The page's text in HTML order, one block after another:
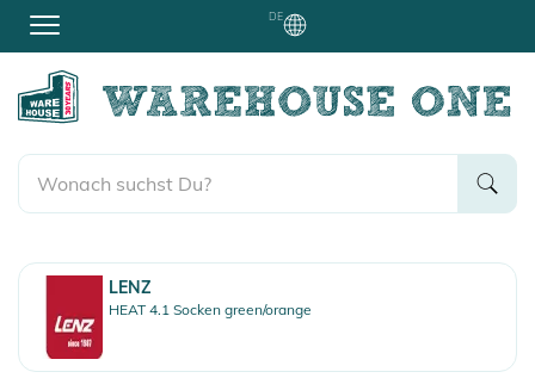
DE
LENZ
HEAT 4.1 Socken green/orange